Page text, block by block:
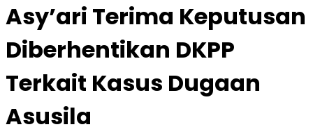
Asy’ari Terima Keputusan
Diberhentikan DKPP
Terkait Kasus Dugaan
Asusila